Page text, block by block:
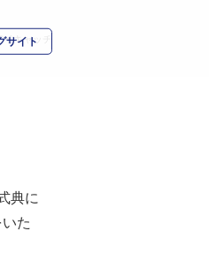
サイト
キャッチ
典に
た